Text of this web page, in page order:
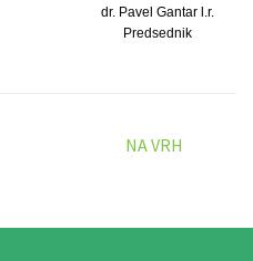
dr. Pavel Gantar l.r.
Predsednik
NA VRH